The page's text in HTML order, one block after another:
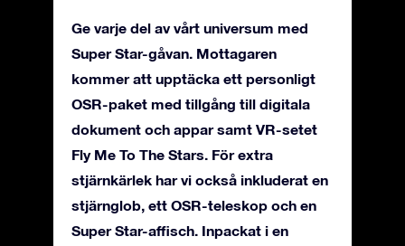
Ge varje del av vårt universum med
Super Star-gåvan. Mottagaren
kommer att upptäcka ett personligt
OSR-paket med tillgång till digitala
dokument och appar samt VR-setet
Fly Me To The Stars. För extra
stjärnkärlek har vi också inkluderat en
stjärnglob, ett OSR-teleskop och en
Super Star-affisch. Inpackat i en